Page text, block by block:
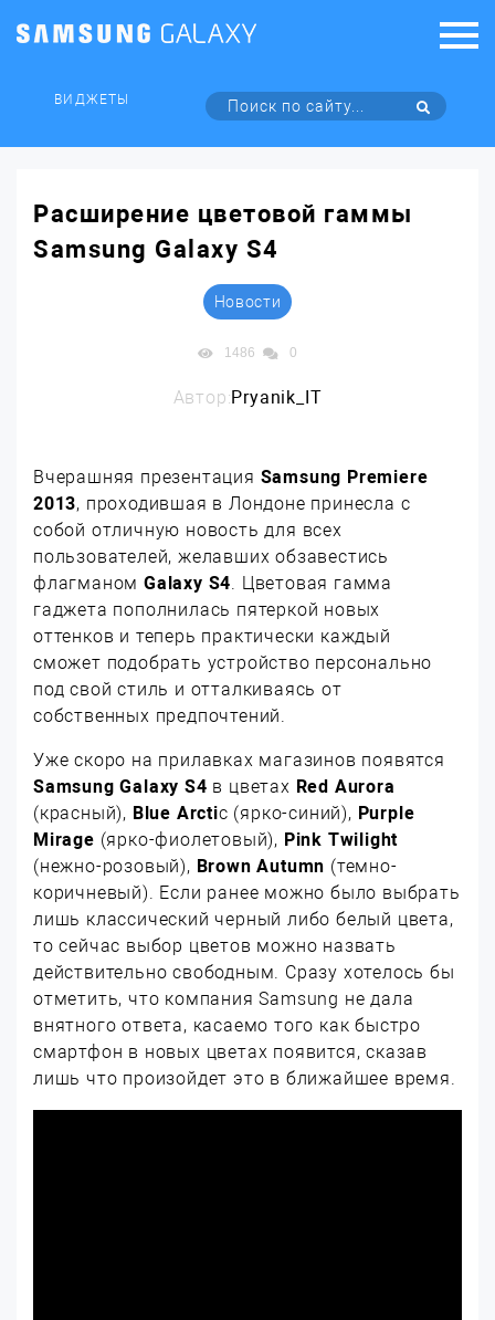
ВИДЖЕТЫ
Расширение цветовой гаммы
Samsung Galaxy S4
Новости
1486 0
Автор:Pryanik_IT
Вчерашняя презентация Samsung Premiere
2013, проходившая в Лондоне принесла с
собой отличную новость для всех
пользователей, желавших обзавестись
флагманомGalaxy S4. Цветовая гамма
гаджета пополнилась пятеркой новых
оттенков и теперь практически каждый
сможет подобрать устройство персонально
под свой стиль и отталкиваясь от
собственных предпочтений.
Уже скоро на прилавках магазинов появятся
Samsung Galaxy S4 в цветах Red Aurora
(красный), Blue Arctic (ярко-синий), Purple
Mirage (ярко-фиолетовый), Pink Twilight
(нежно-розовый), Brown Autumn (темно-
коричневый). Если ранее можно было выбрать
лишь классический черный либо белый цвета,
то сейчас выбор цветов можно назвать
действительно свободным. Сразу хотелось бы
отметить, что компания Samsung не дала
внятного ответа, касаемо того как быстро
смартфон в новых цветах появится, сказав
лишь что произойдет это в ближайшее время.